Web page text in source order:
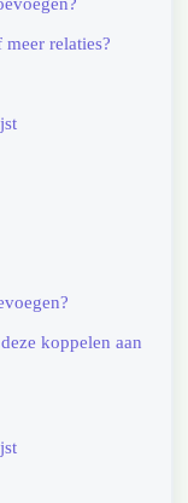
relaties?
koppelen aan